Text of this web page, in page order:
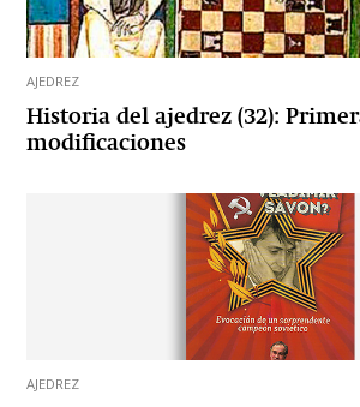
AJEDREZ
Historia del ajedrez (32):
modificaciones
AJEDREZ